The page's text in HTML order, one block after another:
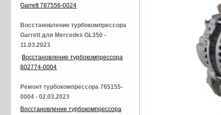
Garrett 787556-0024
Восстановление турбокомпрессора
Garrett для Mercedes GL350 -
11.03.2023
Восстановление турбокомпрессора
802774-0004
Ремонт турбокомпрессора 765155-
0004 - 02.03.2023
Восстановление турбокомпрессора